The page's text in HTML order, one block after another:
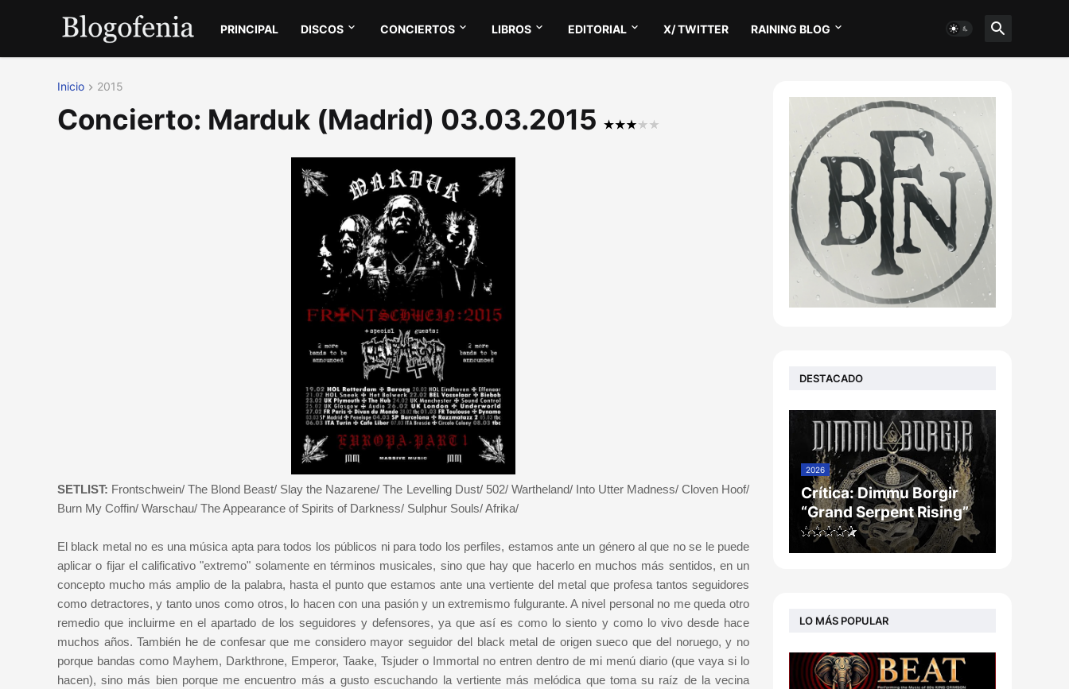
PRINCIPAL DISCOS CONCIERTOS LIBROS EDITORIAL X/ TWITTER RAINING BLOG
Inicio 2015
Concierto: Marduk (Madrid) 03.03.2015
SETLIST: Frontschwein/ The Blond Beast/ Slay the Nazarene/ The Levelling Dust/ 502/ Wartheland/ Into Utter Madness/ Cloven Hoof/
Burn My Coffin/ Warschau/ The Appearance of Spirits of Darkness/ Sulphur Souls/ Afrika/
El black metal no es una música apta para todos los públicos ni para todo los perfiles, estamos ante un género al que no se le puede
aplicar o fijar el calificativo "extremo" solamente en términos musicales, sino que hay que hacerlo en muchos más sentidos, en un
concepto mucho más amplio de la palabra, hasta el punto que estamos ante una vertiente del metal que profesa tantos seguidores
como detractores, y tanto unos como otros, lo hacen con una pasión y un extremismo fulgurante. A nivel personal no me queda otro
remedio que incluirme en el apartado de los seguidores y defensores, ya que así es como lo siento y como lo vivo desde hace
muchos años. También he de confesar que me considero mayor seguidor del black metal de origen sueco que del noruego, y no
porque bandas como Mayhem, Darkthrone, Emperor, Taake, Tsjuder o Immortal no entren dentro de mi menú diario (que vaya si lo
hacen), sino más bien porque me encuentro más a gusto escuchando la vertiente más melódica que toma su raíz de la vecina
DESTACADO
2026
Crítica: Dimmu Borgir
“Grand Serpent Rising”
LO MÁS POPULAR